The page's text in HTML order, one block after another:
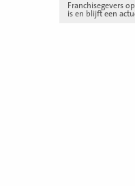
Franchisegevers
is en blijft een